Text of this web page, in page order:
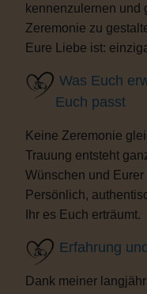
kennenzulernen und
Zeremonie zu
Eure Liebe ist:
Was Euch
Euch passt
Keine Zeremonie
Trauung entsteht
Wünschen und
Persönlich,
Ihr es Euch erträumt.
Erfahrung
Dank meiner